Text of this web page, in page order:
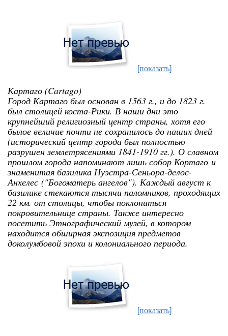
[показать]
Картаго (Cartago)
Город Картаго был основан в 1563 г., и до 1823 г.
был столицей коста-Рики. В наши дни это
крупнейший религиозный центр страны, хотя его
былое величие почти не сохранилось до наших дней
(исторический центр города был полностью
разрушен землетрясениями 1841-1910 гг.). О славном
прошлом города напоминают лишь собор Кортаго и
знаменитая базилика Нуэстра-Сеньора-делос-
Анхелес ("Богоматерь ангелов"). Каждый август к
базилике стекаются тысячи паломников, проходящих
22 км. от столицы, чтобы поклониться
покровительнице страны. Также интересно
посетить Этнографический музей, в котором
находится обширная экспозиция предметов
доколумбовой эпохи и колониального периода.
[показать]